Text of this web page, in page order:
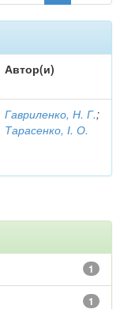
Автор(и)
Гавриленко, Н. Г.;
Тарасенко, І. О.
1
1